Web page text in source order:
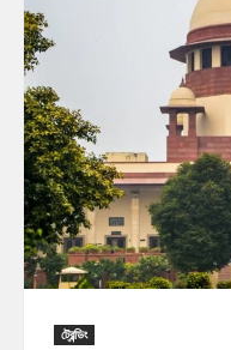
ট্রেন্ডিং